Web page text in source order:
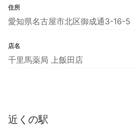
住所
愛知県名古屋市北区御成通3-16-5
店名
千里馬薬局 上飯田店
近くの駅